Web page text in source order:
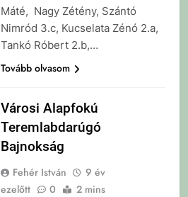
Máté, Nagy Zétény, Szántó
Nimród 3.c, Kucselata Zénó 2.a,
Tankó Róbert 2.b,…
Tovább olvasom
Városi Alapfokú
Teremlabdarúgó
Bajnokság
Fehér István
9 év
ezelőtt
0 2 mins